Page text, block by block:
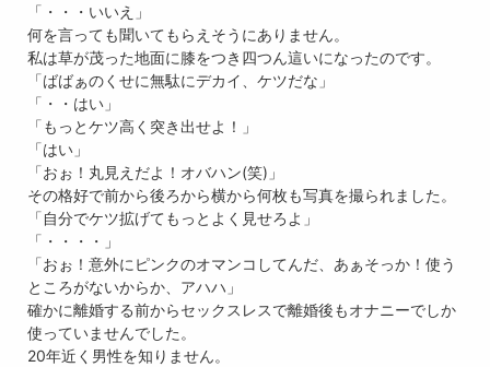
「・・・いいえ」
何を言っても聞いてもらえそうにありません。
私は草が茂った地面に膝をつき四つん這いになったのです。
「ばばぁのくせに無駄にデカイ、ケツだな」
「・・はい」
「もっとケツ高く突き出せよ！」
「はい」
「おぉ！丸見えだよ！オバハン(笑)」
その格好で前から後ろから横から何枚も写真を撮られました。
「自分でケツ拡げてもっとよく見せろよ」
「・・・・」
「おぉ！意外にピンクのオマンコしてんだ、あぁそっか！使う
ところがないからか、アハハ」
確かに離婚する前からセックスレスで離婚後もオナニーでしか
使っていませんでした。
20年近く男性を知りません。